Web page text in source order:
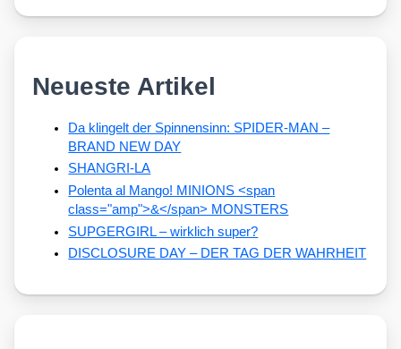
Neueste Artikel
Da klingelt der Spinnensinn: SPIDER-MAN –
BRAND NEW DAY
SHANGRI-LA
Polenta al Mango! MINIONS <span
class="amp">&</span> MONSTERS
SUPGERGIRL – wirklich super?
DISCLOSURE DAY – DER TAG DER WAHRHEIT